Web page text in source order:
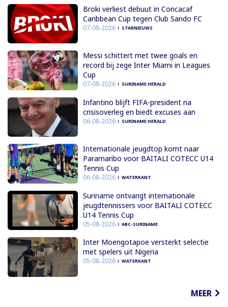
Broki verliest debuut in Concacaf
Caribbean Cup tegen Club Sando FC
07-08-2026 STARNIEUWS
Messi schittert met twee goals en
record bij zege Inter Miami in Leagues
Cup
07-08-2026 SURINAME HERALD
Infantino blijft FIFA-president na
crisisoverleg en biedt excuses aan
06-08-2026 SURINAME HERALD
Internationale jeugdtop komt naar
Paramaribo voor BAITALI COTECC U14
Tennis Cup
06-08-2026 WATERKANT
Suriname ontvangt internationale
jeugdtennissers voor BAITALI COTECC
U14 Tennis Cup
05-08-2026 ABC-SURINAME
Inter Moengotapoe versterkt selectie
met spelers uit Nigeria
05-08-2026 WATERKANT
MEER